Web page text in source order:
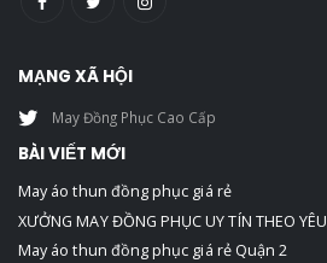
MẠNG XÃ HỘI
May Đồng Phục Cao Cấp
BÀI VIẾT MỚI
May áo thun đồng phục giá rẻ
XƯỞNG MAY ĐỒNG PHỤC UY TÍN THEO
May áo thun đồng phục giá rẻ Quận 2